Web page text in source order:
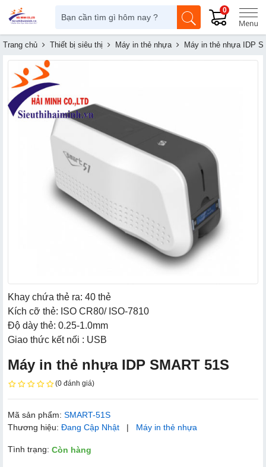
0
Trang chủ Thiết bị siêu thị Máy in thẻ nhựa Máy in thẻ nhựa IDP
Khay chứa thẻ ra: 40 thẻ
Kích cỡ thẻ: ISO CR80/ ISO-7810
Độ dày thẻ: 0.25-1.0mm
Giao thức kết nối : USB
Máy in thẻ nhựa IDP SMART 51S
(0 đánh giá)
Mã sản phẩm: SMART-51S
Thương hiệu: Đang Cập Nhật | Máy in thẻ nhựa
Tình trạng: Còn hàng